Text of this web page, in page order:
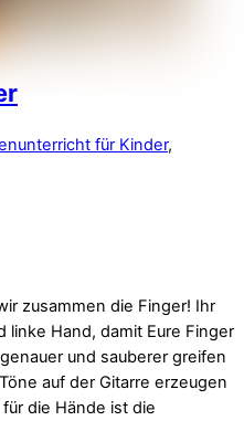
für Kinder,
zusammen die Finger! Ihr
linke Hand, damit Eure Finger
und sauberer greifen
auf der Gitarre erzeugen
die Hände ist die